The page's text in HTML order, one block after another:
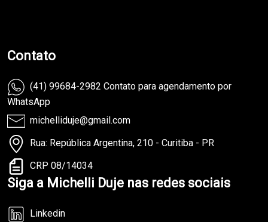
Contato
(41) 99684-2982 Contato para agendamento por
WhatsApp
michelliduje@gmail.com
Rua: República Argentina, 210 - Curitiba - PR
CRP 08/14034
Siga a Michelli Duje nas redes sociais
Linkedin